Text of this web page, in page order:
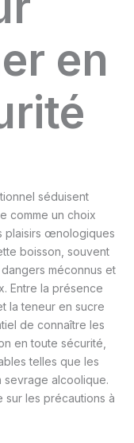
en
séduisent
comme un choix
plaisirs œnologiques
boisson, souvent
méconnus et
Entre la présence
la teneur en sucre
de connaître les
en toute sécurité,
telles que les
sevrage alcoolique.
les précautions à